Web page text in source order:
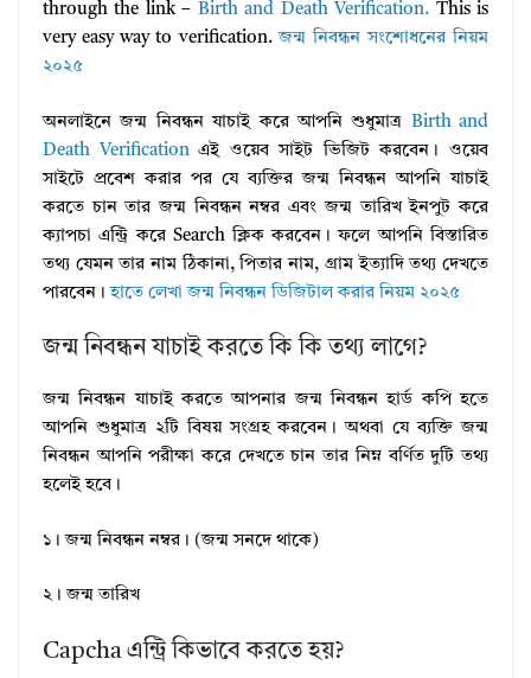
through the link – Birth and Death Verification. This is
very easy way to verification.জন্ম নিবন্ধন সংশোধনের নিয়ম
২০২৫
অনলাইনে জন্ম নিবন্ধন যাচাই করে আপনি শুধুমাত্র Birth and
Death Verificationএই ওয়েব সাইট ভিজিট করবেন। ওয়েব
সাইটে প্রবেশ করার পর যে ব্যক্তির জন্ম নিবন্ধন আপনি যাচাই
করতে চান তার জন্ম নিবন্ধন নম্বর এবং জন্ম তারিখ ইনপুট করে
ক্যাপচা এন্ট্রি করে Search ক্লিক করবেন। ফলে আপনি বিস্তারিত
তথ্য যেমন তার নাম ঠিকানা, পিতার নাম, গ্রাম ইত্যাদি তথ্য দেখতে
পারবেন।হাতে লেখা জন্ম নিবন্ধন ডিজিটাল করার নিয়ম ২০২৫
জন্ম নিবন্ধন যাচাই করতে কি কি তথ্য লাগে?
জন্ম নিবন্ধন যাচাই করতে আপনার জন্ম নিবন্ধন হার্ড কপি হতে
আপনি শুধুমাত্র ২টি বিষয় সংগ্রহ করবেন। অথবা যে ব্যক্তি জন্ম
নিবন্ধন আপনি পরীক্ষা করে দেখতে চান তার নিম্ন বর্ণিত দুটি তথ্য
হলেই হবে।
১। জন্ম নিবন্ধন নম্বর। (জন্ম সনদে থাকে)
২। জন্ম তারিখ
Capcha এন্ট্রি কিভাবে করতে হয়?